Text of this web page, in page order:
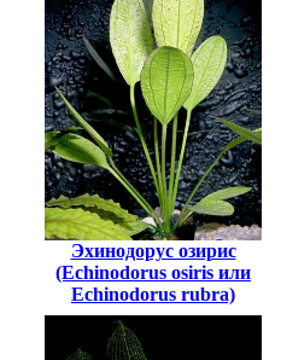
Эхинодорус озирис
(Echinodorus osiris или
Echinodorus rubra)